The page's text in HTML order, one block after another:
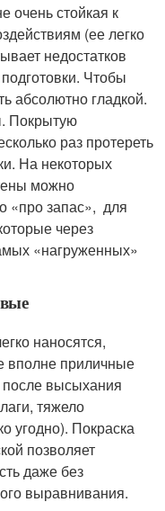
стойкая к
(ее легко
недостатков
Чтобы
абсолютно гладкой.
Покрытую
раз протереть
На некоторых
можно
«про запас», для
через
«нагруженных»
наносятся,
вполне приличные
высыхания
тяжело
угодно). Покраска
позволяет
даже без
выравнивания.